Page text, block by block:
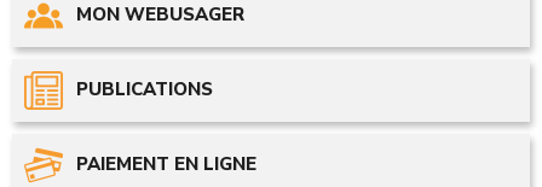
MON WEBUSAGER
PUBLICATIONS
PAIEMENT EN LIGNE